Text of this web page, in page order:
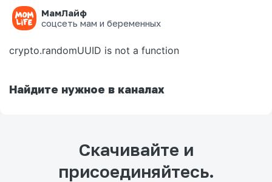
МамЛайф
соцсеть мам и беременных
Ошибка на странице
crypto.randomUUID is not a function
Найдите нужное в каналах
Скачивайте и
присоединяйтесь.